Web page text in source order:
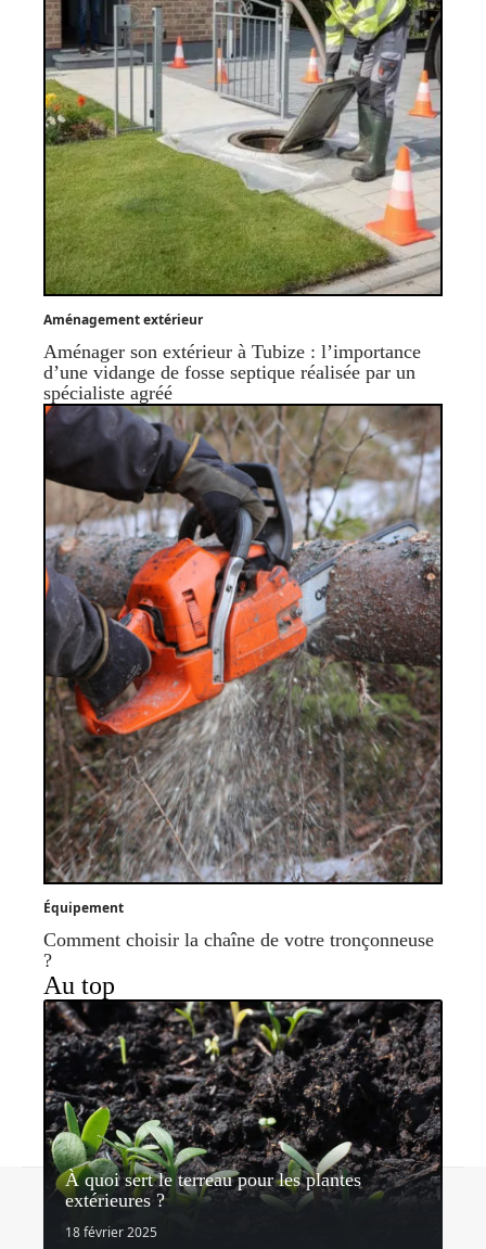
Aménagement extérieur
Aménager son extérieur à Tubize : l’importance
d’une vidange de fosse septique réalisée par un
spécialiste agréé
Équipement
Comment choisir la chaîne de votre tronçonneuse
?
Au top
À quoi sert le terreau pour les plantes
extérieures ?
18 février 2025© 2026 | lemondedujardin.com
Contact Mentions légales Sitemap